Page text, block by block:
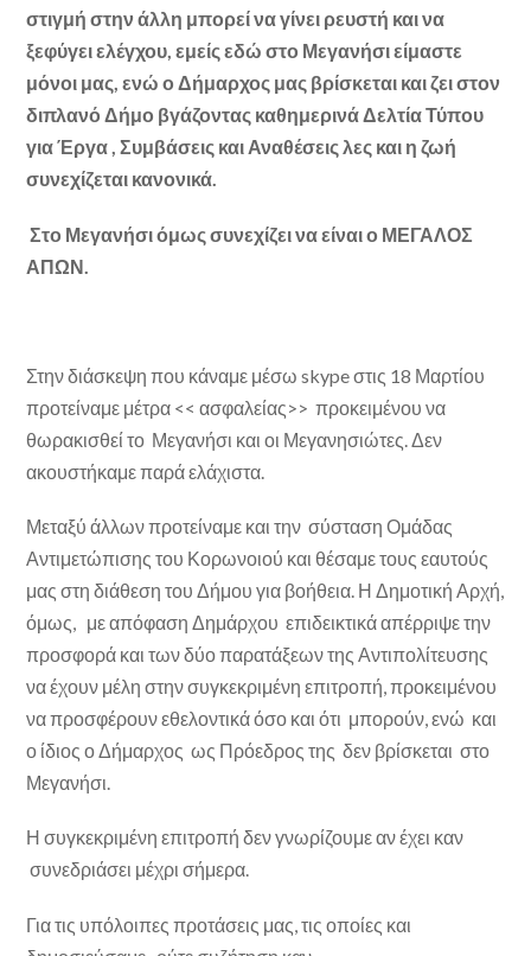
στιγμή στην άλλη μπορεί να γίνει ρευστή και να
ξεφύγει ελέγχου, εμείς εδώ στο Μεγανήσι είμαστε
μόνοι μας, ενώ ο Δήμαρχος μας βρίσκεται και ζει στον
διπλανό Δήμο βγάζοντας καθημερινά Δελτία Τύπου
για Έργα , Συμβάσεις και Αναθέσεις λες και η ζωή
συνεχίζεται κανονικά.
Στο Μεγανήσι όμως συνεχίζει να είναι ο ΜΕΓΑΛΟΣ
ΑΠΩΝ.
Στην διάσκεψη που κάναμε μέσω skype στις 18 Μαρτίου
προτείναμε μέτρα << ασφαλείας>> προκειμένου να
θωρακισθεί το Μεγανήσι και οι Μεγανησιώτες. Δεν
ακουστήκαμε παρά ελάχιστα.
Μεταξύ άλλων προτείναμε και την σύσταση Ομάδας
Αντιμετώπισης του Κορωνοιού και θέσαμε τους εαυτούς
μας στη διάθεση του Δήμου για βοήθεια. Η Δημοτική Αρχή,
όμως, με απόφαση Δημάρχου επιδεικτικά απέρριψε την
προσφορά και των δύο παρατάξεων της Αντιπολίτευσης
να έχουν μέλη στην συγκεκριμένη επιτροπή, προκειμένου
να προσφέρουν εθελοντικά όσο και ότι μπορούν, ενώ και
ο ίδιος ο Δήμαρχος ως Πρόεδρος της δεν βρίσκεται στο
Μεγανήσι.
Η συγκεκριμένη επιτροπή δεν γνωρίζουμε αν έχει καν
συνεδριάσει μέχρι σήμερα.
Για τις υπόλοιπες προτάσεις μας, τις οποίες και